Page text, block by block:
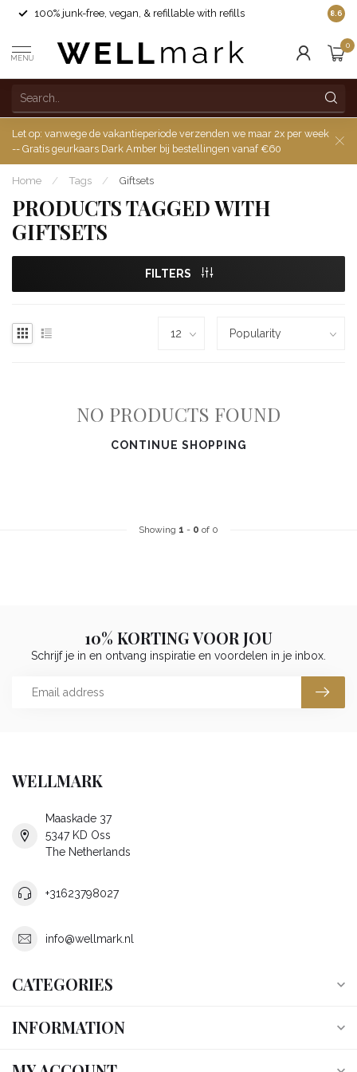
100% junk-free, vegan, & refillable with refills 8.6
MENU
0
Let op: vanwege de vakantieperiode verzenden we maar 2x per week
-- Gratis geurkaars Dark Amber bij bestellingen vanaf €60
Home / Tags / Giftsets
PRODUCTS TAGGED WITH
GIFTSETS
FILTERS
NO PRODUCTS FOUND
CONTINUE SHOPPING
Showing 1 - 0 of 0
10% KORTING VOOR JOU
Schrijf je in en ontvang inspiratie en voordelen in je inbox.
WELLMARK
Maaskade 37
5347 KD Oss
The Netherlands
+31623798027
info@wellmark.nl
CATEGORIES
INFORMATION